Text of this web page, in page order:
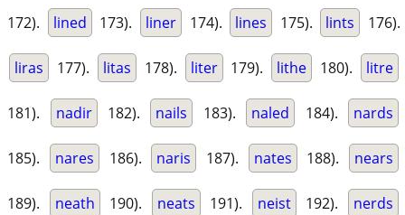
172). lined 173). liner 174). lines 175). lints 176).
liras 177). litas 178). liter 179). lithe 180). litre
181). nadir 182). nails 183). naled 184). nards
185). nares 186). naris 187). nates 188). nears
189). neath 190). neats 191). neist 192). nerds